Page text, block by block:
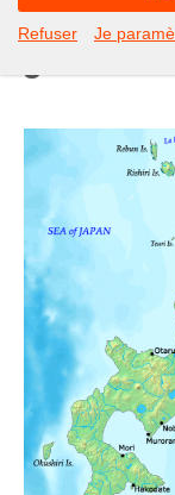
Refuser Je
Ukraine ?